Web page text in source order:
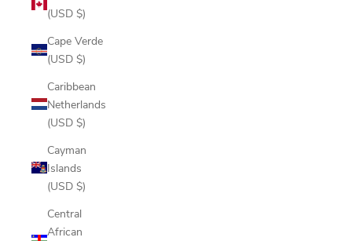
(USD $)
Cape Verde
(USD $)
Caribbean
Netherlands
(USD $)
Cayman
Islands
(USD $)
Central
African